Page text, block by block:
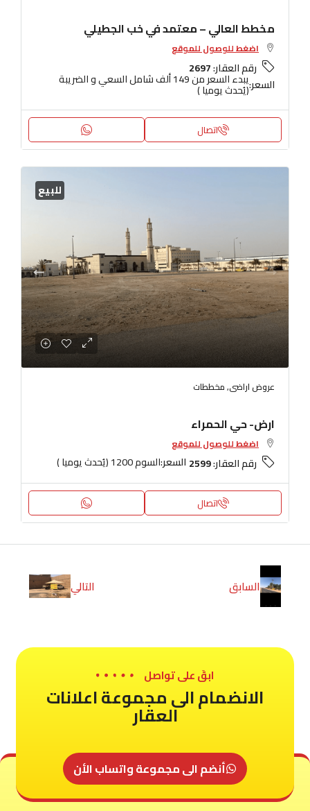
مخطط العالي – معتمد في خب الجطيلي
اضغط للوصول للموقع
رقم العقار:2697
السعر:
يبدء السعر من 149 ألف شامل السعي و الضريبة
(يُحدث يوميا )
اتصال
للبيع
عروض اراضى, مخططات
ارض- حي الحمراء
اضغط للوصول للموقع
رقم العقار:2599 السعر:السوم 1200 (يُحدث يوميا )
اتصال
السابق التالي
ابقَ على تواصل
الانضمام الى مجموعة اعلانات
العقار
أنضم الى مجموعة واتساب الأن